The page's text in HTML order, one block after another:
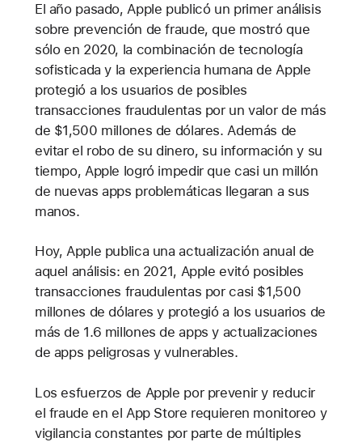
El año pasado, Apple publicó un primer análisis
sobre prevención de fraude, que mostró que
sólo en 2020, la combinación de tecnología
sofisticada y la experiencia humana de Apple
protegió a los usuarios de posibles
transacciones fraudulentas por un valor de más
de $1,500 millones de dólares. Además de
evitar el robo de su dinero, su información y su
tiempo, Apple logró impedir que casi un millón
de nuevas apps problemáticas llegaran a sus
manos.
Hoy, Apple publica una actualización anual de
aquel análisis: en 2021, Apple evitó posibles
transacciones fraudulentas por casi $1,500
millones de dólares y protegió a los usuarios de
más de 1.6 millones de apps y actualizaciones
de apps peligrosas y vulnerables.
Los esfuerzos de Apple por prevenir y reducir
el fraude en el App Store requieren monitoreo y
vigilancia constantes por parte de múltiples